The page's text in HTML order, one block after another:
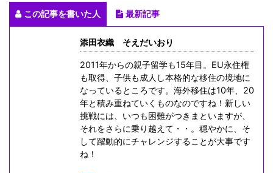
この記事を書いた人 最新記事
添田衣織 そえだいおり
2011年からの親子留学も15年目。EU永住権
も取得、子供も成人し本格的な移住の境地に
なっているところです。海外移住は10年、20
年と積み重ねていくものなのですね！新しい
挑戦には、いつも困難がつきまといますが、
それをさらに乗り越えて・・。穏やかに、そ
して躍動的にチャレンジすることが大事です
ね！